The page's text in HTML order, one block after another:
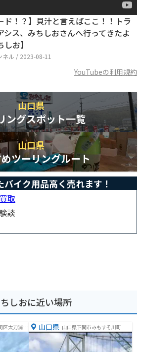
ド！？】貝汁と言えばここ！！トラ
シス、みちしおさんへ行ってきたよ
お】
ネル / 2023-08-11
YouTubeの利用規約
山口県
ングスポット一覧
山口県
ツーリングルート
バイク用品高く売れます！
取
談
しおに近い場所
区太刀浦海
山口県 山口県下関市みもすそ川町